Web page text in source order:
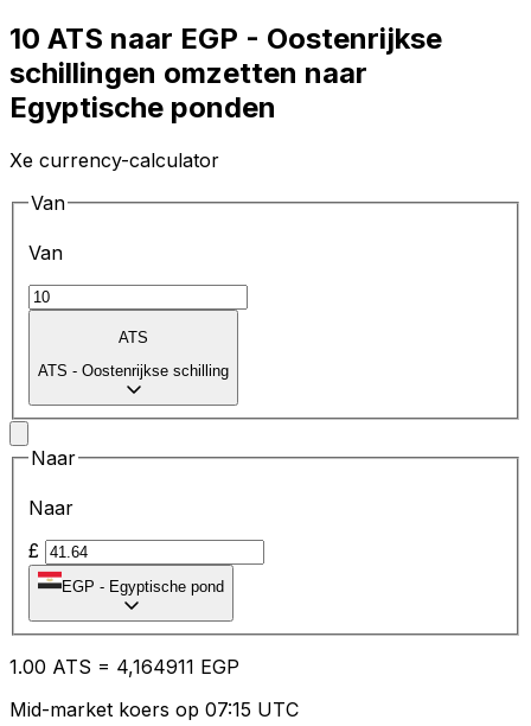
10 ATS naar EGP - Oostenrijkse
schillingen omzetten naar
Egyptische ponden
Xe currency-calculator
Van
Van
ATS
ATS - Oostenrijkse schilling
Naar
Naar
£
EGP - Egyptische pond
1.00 ATS = 4,164911 EGP
Mid-market koers op 07:15 UTC